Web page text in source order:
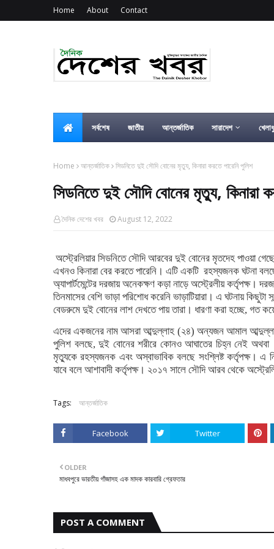
Home About Contact
সর্বশেষ জাতীয় আন্তর্জাতিক সারাদেশ
Home আন্তর্জাতিক সিডনিতে দুই সৌদি বোনের মৃত্যু, কিনারা করতে পারেনি পুলিশ
সিডনিতে দুই সৌদি বোনের মৃত্যু, কিনারা
দৈনিক দেশের খবর August 12, 2022
অস্ট্রেলিয়ার সিডনিতে সৌদি আরবের দুই বোনের মৃতদেহ পাওয়া
এখনও কিনারা বের করতে পারেনি। এটি একটি রহস্যজনক ঘটনা
অ্যাপার্টমেন্টের দরজায় অনেকক্ষণ কড়া নাড়ে অস্ট্রেলীয় কর্তৃপক্ষ।
তিনমাসের বেশি ভাড়া পরিশোধ করেনি ভাড়াটিয়ারা। এ ঘটনায়
বেডরুমে দুই বোনের লাশ দেখতে পায় তারা। ধারণা করা হচ্ছে, গত
এদের একজনের নাম আসরা আব্দুল্লাহ (২৪) অন্যজন আমাল
পুলিশ বলছে, দুই বোনের শরীরে কোনও আঘাতের চিহ্ন নেই অথবা
মৃত্যুকে রহস্যজনক এবং অস্বাভাবিক বলছে সংশ্লিষ্ট কর্তৃপক্ষ। এ
যাবে বলে আশাবাদী কর্তৃপক্ষ। ২০১৭ সালে সৌদি আরব থেকে
Tags: আন্তর্জাতিক
Facebook Twitter
OLDER
মাধবপুরে ভারতীয় গাঁজাসহ এক মাদক কারবারি গ্রেফতার
POST A COMMENT